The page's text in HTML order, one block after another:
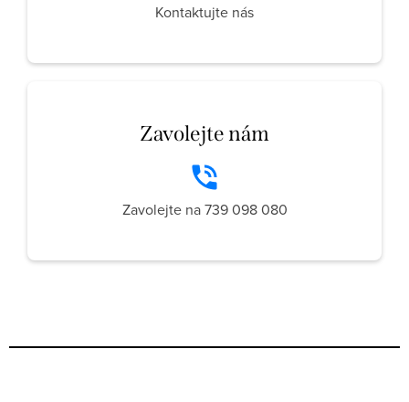
Kontaktujte nás
Zavolejte nám
Zavolejte na 739 098 080